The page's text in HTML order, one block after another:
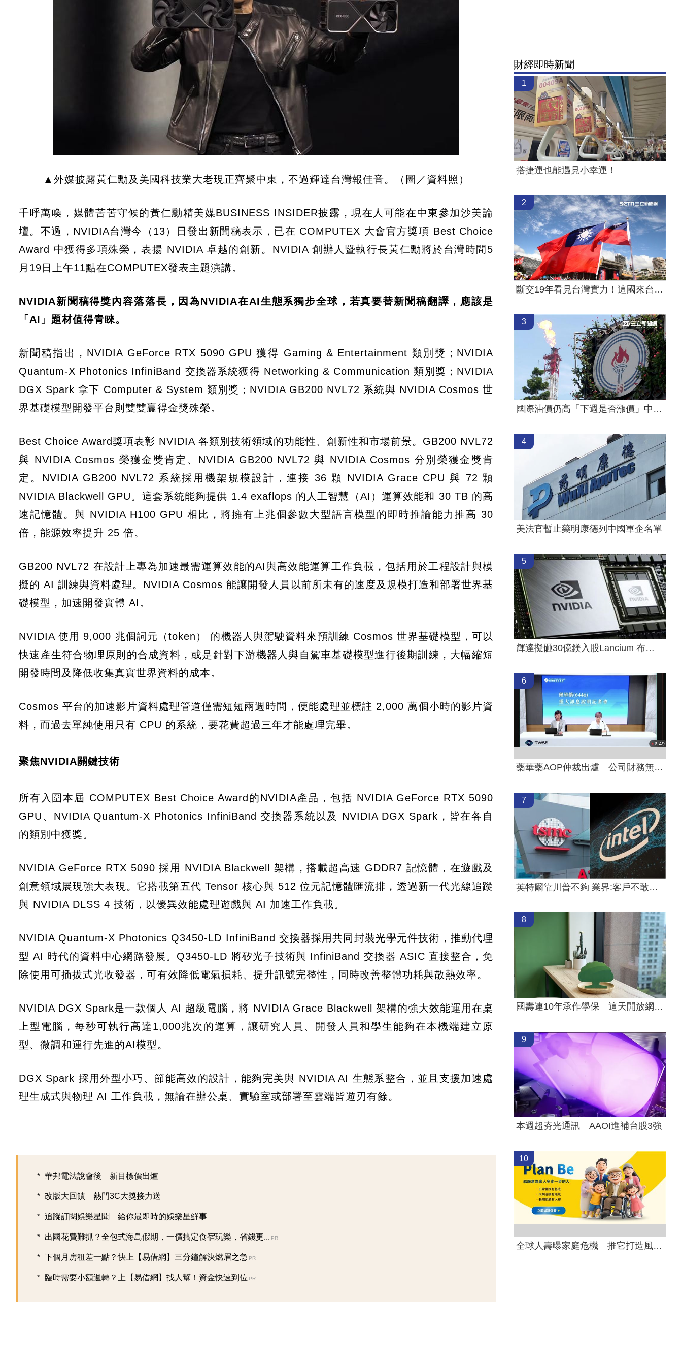
▲外媒披露黃仁勳及美國科技業大老現正齊聚中東，不過輝達台灣報佳音。（圖／資料照）
千呼萬喚，媒體苦苦守候的黃仁勳精美媒BUSINESS INSIDER披露，現在人可能在中東參加沙美論
壇。不過，NVIDIA台灣今（13）日發出新聞稿表示，已在 COMPUTEX 大會官方獎項 Best Choice
Award 中獲得多項殊榮，表揚 NVIDIA 卓越的創新。NVIDIA 創辦人暨執行長黃仁勳將於台灣時間5
月19日上午11點在COMPUTEX發表主題演講。
NVIDIA新聞稿得獎內容落落長，因為NVIDIA在AI生態系獨步全球，若真要替新聞稿翻譯，應該是
「AI」題材值得青睞。
新聞稿指出，NVIDIA GeForce RTX 5090 GPU 獲得 Gaming & Entertainment 類別獎；NVIDIA
Quantum-X Photonics InfiniBand 交換器系統獲得 Networking & Communication 類別獎；NVIDIA
DGX Spark 拿下 Computer & System 類別獎；NVIDIA GB200 NVL72 系統與 NVIDIA Cosmos 世
界基礎模型開發平台則雙雙贏得金獎殊榮。
Best Choice Award獎項表彰 NVIDIA 各類別技術領域的功能性、創新性和市場前景。GB200 NVL72
與 NVIDIA Cosmos 榮獲金獎肯定、NVIDIA GB200 NVL72 與 NVIDIA Cosmos 分別榮獲金獎肯
定。NVIDIA GB200 NVL72 系統採用機架規模設計，連接 36 顆 NVIDIA Grace CPU 與 72 顆
NVIDIA Blackwell GPU。這套系統能夠提供 1.4 exaflops 的人工智慧（AI）運算效能和 30 TB 的高
速記憶體。與 NVIDIA H100 GPU 相比，將擁有上兆個參數大型語言模型的即時推論能力推高 30
倍，能源效率提升 25 倍。
GB200 NVL72 在設計上專為加速最需運算效能的AI與高效能運算工作負載，包括用於工程設計與模
擬的 AI 訓練與資料處理。NVIDIA Cosmos 能讓開發人員以前所未有的速度及規模打造和部署世界基
礎模型，加速開發實體 AI。
NVIDIA 使用 9,000 兆個詞元（token） 的機器人與駕駛資料來預訓練 Cosmos 世界基礎模型，可以
快速產生符合物理原則的合成資料，或是針對下游機器人與自駕車基礎模型進行後期訓練，大幅縮短
開發時間及降低收集真實世界資料的成本。
Cosmos 平台的加速影片資料處理管道僅需短短兩週時間，便能處理並標註 2,000 萬個小時的影片資
料，而過去單純使用只有 CPU 的系統，要花費超過三年才能處理完畢。
聚焦NVIDIA關鍵技術
所有入圍本屆 COMPUTEX Best Choice Award的NVIDIA產品，包括 NVIDIA GeForce RTX 5090
GPU、NVIDIA Quantum-X Photonics InfiniBand 交換器系統以及 NVIDIA DGX Spark，皆在各自
的類別中獲獎。
NVIDIA GeForce RTX 5090 採用 NVIDIA Blackwell 架構，搭載超高速 GDDR7 記憶體，在遊戲及
創意領域展現強大表現。它搭載第五代 Tensor 核心與 512 位元記憶體匯流排，透過新一代光線追蹤
與 NVIDIA DLSS 4 技術，以優異效能處理遊戲與 AI 加速工作負載。
NVIDIA Quantum-X Photonics Q3450-LD InfiniBand 交換器採用共同封裝光學元件技術，推動代理
型 AI 時代的資料中心網路發展。Q3450-LD 將矽光子技術與 InfiniBand 交換器 ASIC 直接整合，免
除使用可插拔式光收發器，可有效降低電氣損耗、提升訊號完整性，同時改善整體功耗與散熱效率。
NVIDIA DGX Spark是一款個人 AI 超級電腦，將 NVIDIA Grace Blackwell 架構的強大效能運用在桌
上型電腦，每秒可執行高達1,000兆次的運算，讓研究人員、開發人員和學生能夠在本機端建立原
型、微調和運行先進的AI模型。
DGX Spark 採用外型小巧、節能高效的設計，能夠完美與 NVIDIA AI 生態系整合，並且支援加速處
理生成式與物理 AI 工作負載，無論在辦公桌、實驗室或部署至雲端皆遊刃有餘。
華邦電法說會後 新目標價出爐
改版大回饋 熱門3C大獎接力送
追蹤訂閱娛樂星聞 給你最即時的娛樂星鮮事
出國花費難抓？全包式海島假期，一價搞定食宿玩樂，省錢更... PR
下個月房租差一點？快上【易借網】三分鐘解決燃眉之急 PR
臨時需要小額週轉？上【易借網】找人幫！資金快速到位 PR
財經即時新聞
1
搭捷運也能遇見小幸運！
2
斷交19年看見台灣實力！這國來台尋找商機
3
國際油價仍高「下週是否漲價」中油公布了
4
美法官暫止藥明康德列中國軍企名單
5
輝達擬砸30億鎂入股Lancium 布局電力設施
6
藥華藥AOP仲裁出爐 公司財務無重大影響
7
英特爾靠川普不夠 業界:客戶不敢惹台積電
8
國壽連10年承作學保 這天開放網路投保
9
本週超夯光通訊 AAOI進補台股3強
10
全球人壽曝家庭危機 推它打造風險防護網